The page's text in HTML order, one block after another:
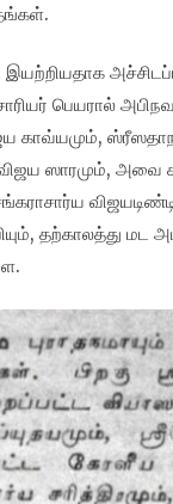
இயற்றியதாக
பெயரால்
காவ்யமும்,
ஸாரமும், அவை
தற்காலத்து மட